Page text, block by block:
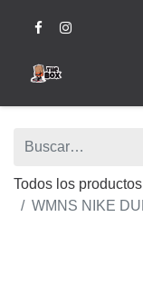
Todos los productos
WMNS NIKE